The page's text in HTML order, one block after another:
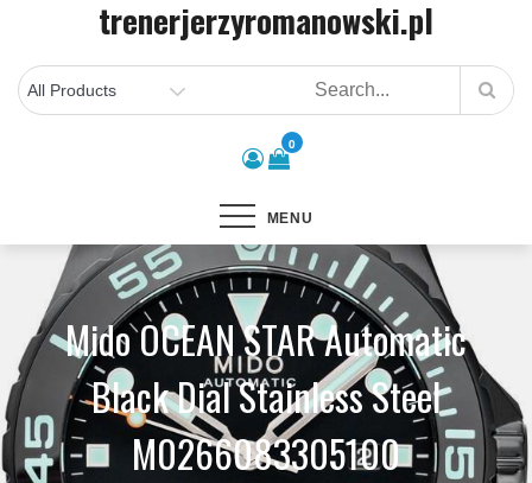
content
trenerjerzyromanowski.pl
0
MENU
Mido OCEAN STAR Automatic
Black Dial Stainless Steel
M0266083305100